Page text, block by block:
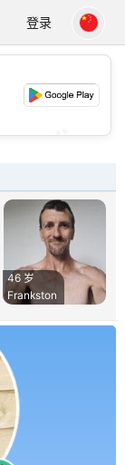
登录
46 岁
Frankston